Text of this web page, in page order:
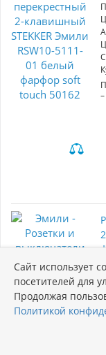
Сайт использует
посетителей для
Продолжая
Политикой